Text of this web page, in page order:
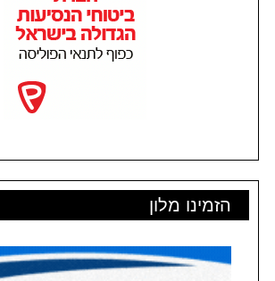
הזמינו מלון